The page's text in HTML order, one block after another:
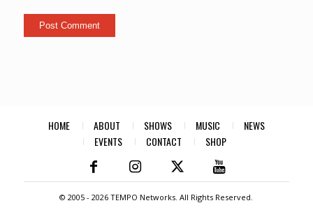
HOME ABOUT SHOWS MUSIC
NEWS
EVENTS
CONTACT SHOP
© 2005 -2026 TEMPO Networks. All Rights Reserved.